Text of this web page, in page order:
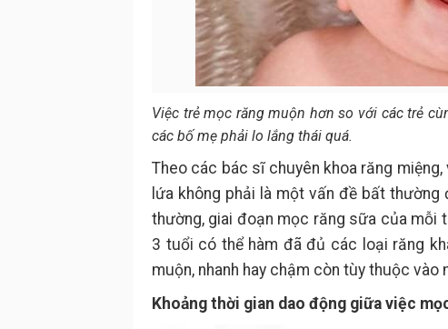
Việc trẻ mọc răng muộn hơn so với các trẻ
các bố mẹ phải lo lắng thái quá.
Theo các bác sĩ chuyên khoa răng
lứa không phải là một vấn đề bất
thường, giai đoạn mọc răng sữa của mỗi
3 tuổi có thể hàm đã đủ các loại răng
muộn, nhanh hay chậm còn tùy thuộc vào
Khoảng thời gian dao động giữa việc